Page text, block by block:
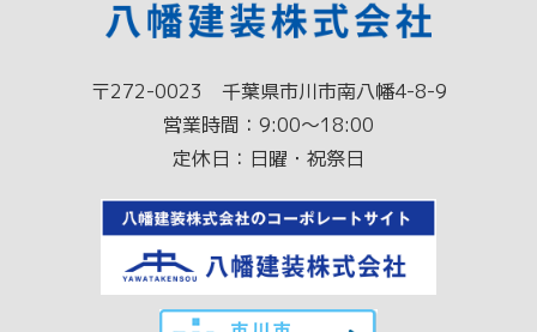
〒272-0023 千葉県市川市南八幡4-8-9
営業時間：9:00～18:00
定休日：日曜・祝祭日